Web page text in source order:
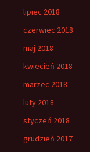
lipiec 2018
czerwiec 2018
maj 2018
kwiecień 2018
marzec 2018
luty 2018
styczeń 2018
grudzień 2017